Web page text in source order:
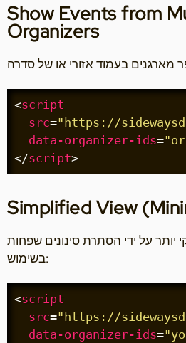
Show Events from
Organizers
<script
src="https://
data-organizer-ids=
</script>
Simplified View
יותר על ידי הסתרת סינונים שפחות
בשימוש:
<script
src="https://
data-organizer-ids=